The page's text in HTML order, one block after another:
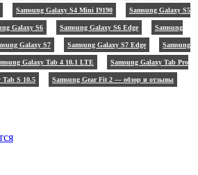
Samsung Galaxy S4 Mini I9190 Samsung Galaxy S5
Galaxy S6 Samsung Galaxy S6 Edge Samsung
Galaxy S7 Samsung Galaxy S7 Edge Samsung
Galaxy Tab 4 10.1 LTE Samsung Galaxy Tab Pro
Tab S 10.5 Samsung Gear Fit 2 — обзор и отзывы